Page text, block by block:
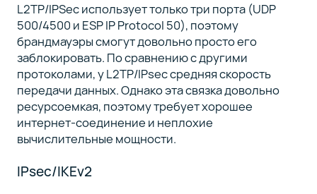
L2TP/IPSec использует только три порта (UDP
500/4500 и ESP IP Protocol 50), поэтому
брандмауэры смогут довольно просто его
заблокировать. По сравнению с другими
протоколами, у L2TP/IPsec средняя скорость
передачи данных. Однако эта связка довольно
ресурсоемкая, поэтому требует хорошее
интернет-соединение и неплохие
вычислительные мощности.
IPsec/IKEv2